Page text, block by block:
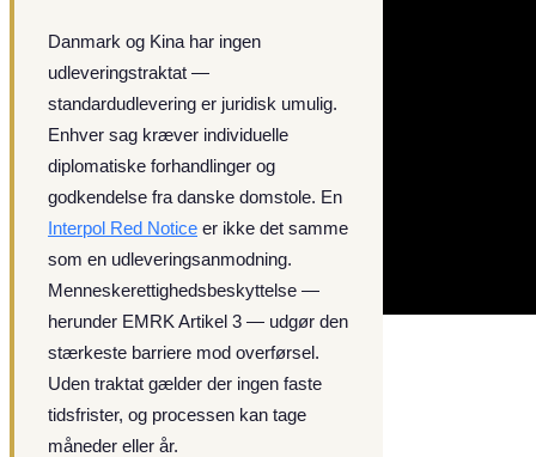
Danmark og Kina har ingen
udleveringstraktat —
standardudlevering er juridisk umulig.
Enhver sag kræver individuelle
diplomatiske forhandlinger og
godkendelse fra danske domstole. En
Interpol Red Notice er ikke det samme
som en udleveringsanmodning.
Menneskerettighedsbeskyttelse —
herunder EMRK Artikel 3 — udgør den
stærkeste barriere mod overførsel.
Uden traktat gælder der ingen faste
tidsfrister, og processen kan tage
måneder eller år.